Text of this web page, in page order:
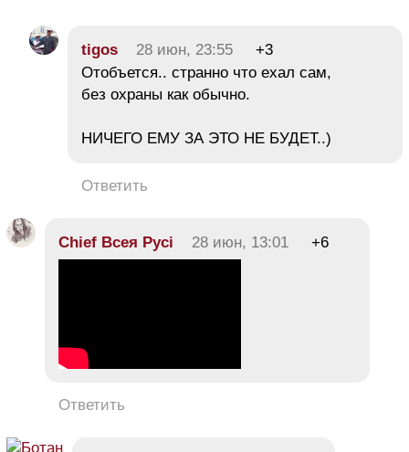
tigos 28 июн, 23:55
+3
Отобъется.. странно что ехал сам,
без охраны как обычно.
НИЧЕГО ЕМУ ЗА ЭТО НЕ БУДЕТ..)
Ответить
Chief Всея Русі 28 июн, 13:01 +6
Ответить